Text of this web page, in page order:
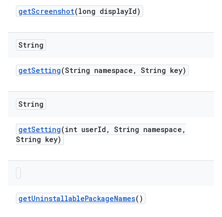
getScreenshot(long displayId)
String
getSetting(String namespace , String key)
String
getSetting(int userId , String namespace ,
String key)
getUninstallablePackageNames()